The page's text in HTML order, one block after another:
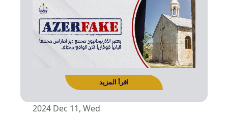
2024 Dec 11, Wed